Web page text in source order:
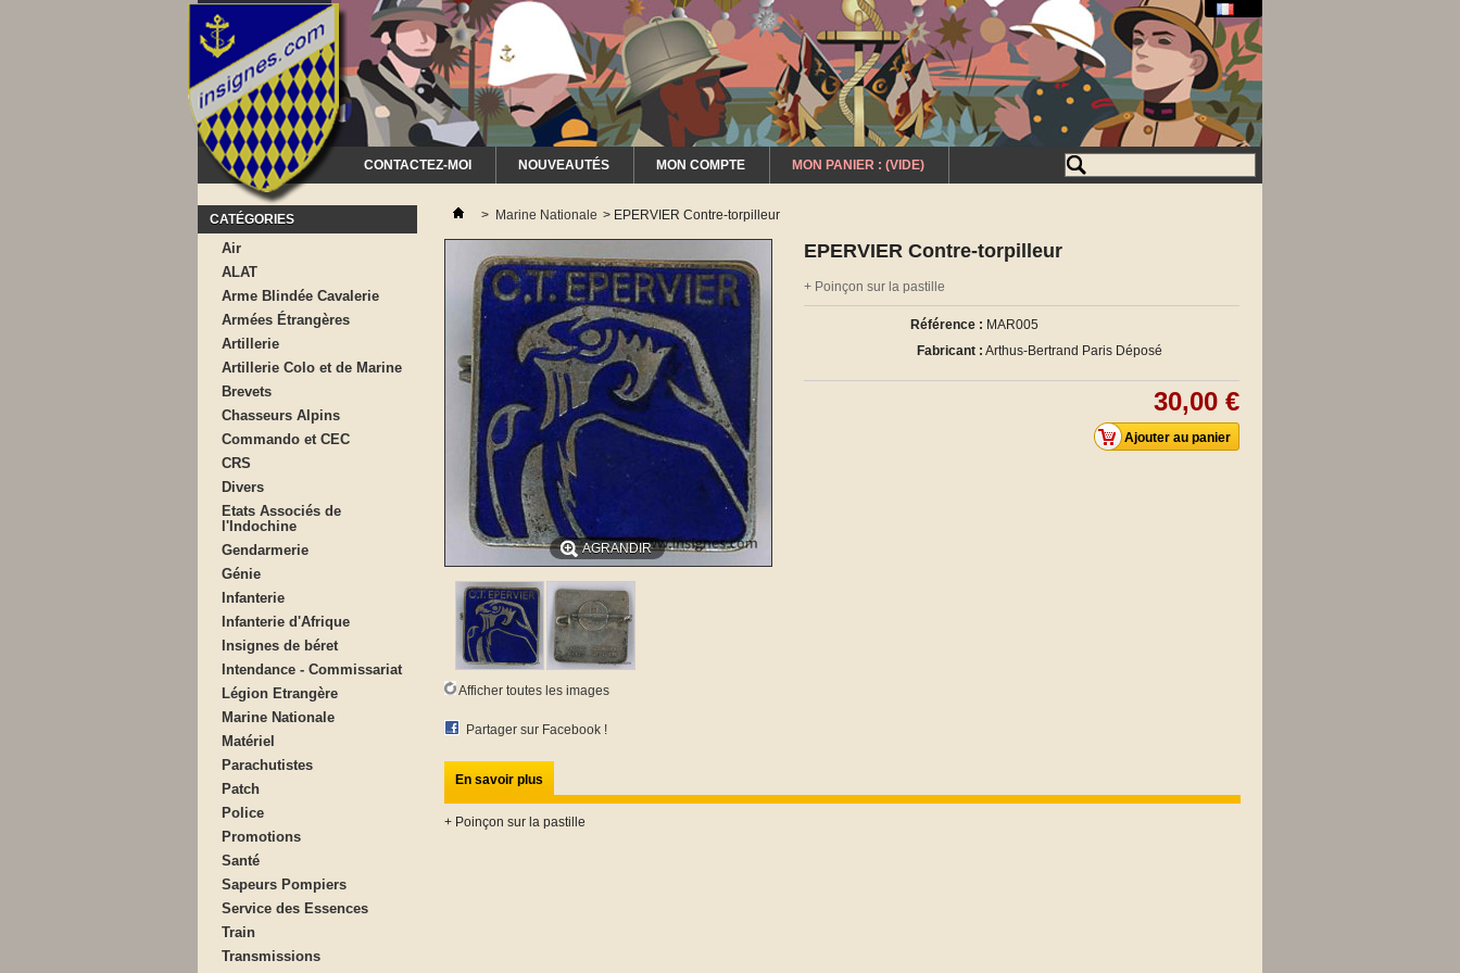
CONTACTEZ-MOI NOUVEAUTÉS MON COMPTE MON PANIER : (VIDE)
CATÉGORIES
Air
ALAT
Arme Blindée Cavalerie
Armées Étrangères
Artillerie
Artillerie Colo et de Marine
Brevets
Chasseurs Alpins
Commando et CEC
CRS
Divers
Etats Associés de
l'Indochine
Gendarmerie
Génie
Infanterie
Infanterie d'Afrique
Insignes de béret
Intendance - Commissariat
Légion Etrangère
Marine Nationale
Matériel
Parachutistes
Patch
Police
Promotions
Santé
Sapeurs Pompiers
Service des Essences
Train
Transmissions
> Marine Nationale > EPERVIER Contre-torpilleur
AGRANDIR
Afficher toutes les images
Partager sur Facebook !
EPERVIER Contre-torpilleur
+ Poinçon sur la pastille
Référence : MAR005
Fabricant : Arthus-Bertrand Paris Déposé
30,00 €
En savoir plus
+ Poinçon sur la pastille